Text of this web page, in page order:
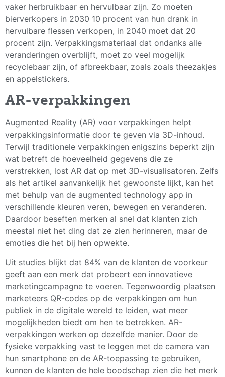
vaker herbruikbaar en hervulbaar zijn. Zo moeten
bierverkopers in 2030 10 procent van hun drank in
hervulbare flessen verkopen, in 2040 moet dat 20
procent zijn. Verpakkingsmateriaal dat ondanks alle
veranderingen overblijft, moet zo veel mogelijk
recyclebaar zijn, of afbreekbaar, zoals zoals theezakjes
en appelstickers.
AR-verpakkingen
Augmented Reality (AR) voor verpakkingen helpt
verpakkingsinformatie door te geven via 3D-inhoud.
Terwijl traditionele verpakkingen enigszins beperkt zijn
wat betreft de hoeveelheid gegevens die ze
verstrekken, lost AR dat op met 3D-visualisatoren. Zelfs
als het artikel aanvankelijk het gewoonste lijkt, kan het
met behulp van de augmented technology app in
verschillende kleuren veren, bewegen en veranderen.
Daardoor beseften merken al snel dat klanten zich
meestal niet het ding dat ze zien herinneren, maar de
emoties die het bij hen opwekte.
Uit studies blijkt dat 84% van de klanten de voorkeur
geeft aan een merk dat probeert een innovatieve
marketingcampagne te voeren. Tegenwoordig plaatsen
marketeers QR-codes op de verpakkingen om hun
publiek in de digitale wereld te leiden, wat meer
mogelijkheden biedt om hen te betrekken. AR-
verpakkingen werken op dezelfde manier. Door de
fysieke verpakking vast te leggen met de camera van
hun smartphone en de AR-toepassing te gebruiken,
kunnen de klanten de hele boodschap zien die het merk